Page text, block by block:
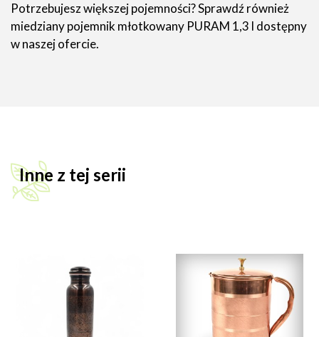
Potrzebujesz większej pojemności? Sprawdź również
miedziany pojemnik młotkowany PURAM 1,3 l dostępny
w naszej ofercie.
Inne z tej serii